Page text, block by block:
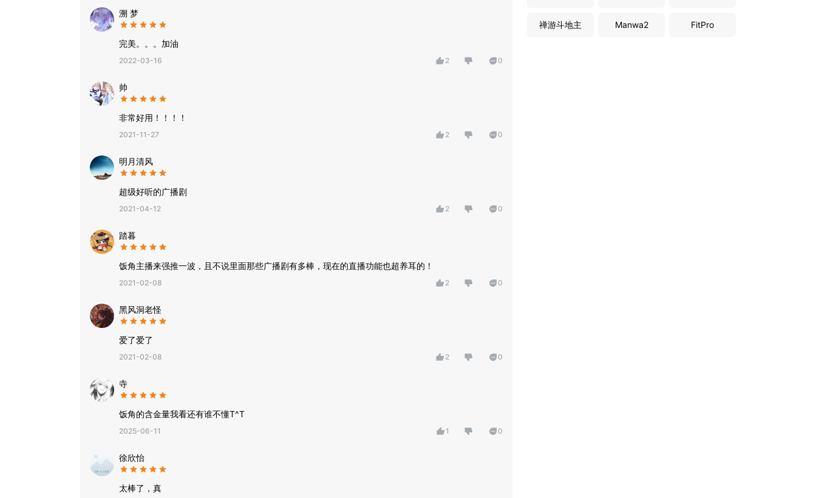
溯 梦
完美。。。加油
2022-03-16 2 0
帅
非常好用！！！！
2021-11-27 2 0
明月清风
超级好听的广播剧
2021-04-12 2 0
踏暮
饭角主播来强推一波，且不说里面那些广播剧有多棒，现在的直播功能也超养耳的！
2021-02-08 2 0
黑风洞老怪
爱了爱了
2021-02-08 2 0
寺
饭角的含金量我看还有谁不懂T^T
2025-06-11 1 0
徐欣怡
太棒了，真
禅游斗地主 Manwa2 FitPro